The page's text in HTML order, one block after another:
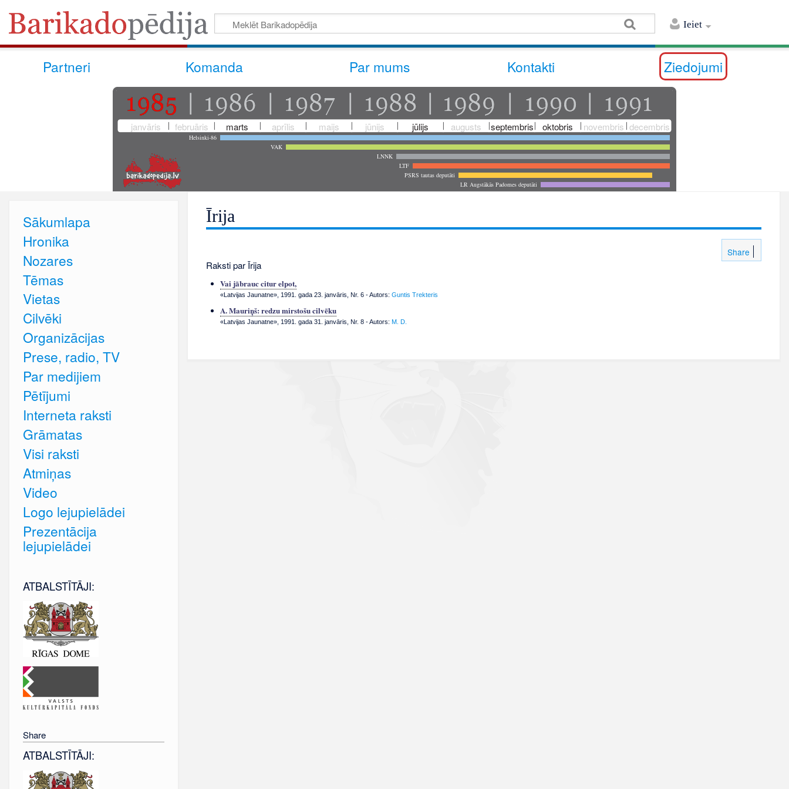
Ieiet
Partneri Komanda Par mums Kontakti Ziedojumi
janvāris februāris marts aprīlis maijs jūnijs jūlijs augusts septembris oktobris novembris decembris
Helsinki-86
VAK
LNNK
LTF
PSRS tautas deputāti
LR Augstākās Padomes deputāti
Īrija
Share
Raksti par Īrija
Vai jābrauc citur elpot,
«Latvijas Jaunatne», 1991. gada 23. janvāris, Nr. 6- Autors: Guntis Trekteris
A. Mauriņš: redzu mirstošu cilvēku
«Latvijas Jaunatne», 1991. gada 31. janvāris, Nr. 8- Autors: M. D.
Sākumlapa
Hronika
Nozares
Tēmas
Vietas
Cilvēki
Organizācijas
Prese, radio, TV
Par medijiem
Pētījumi
Interneta raksti
Grāmatas
Visi raksti
Atmiņas
Video
Logo lejupielādei
Prezentācija
lejupielādei
ATBALSTĪTĀJI:
Share
ATBALSTĪTĀJI: